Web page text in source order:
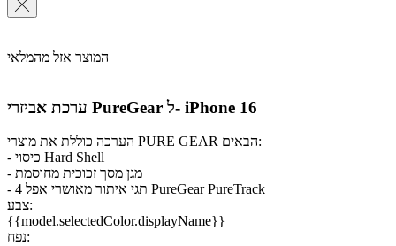
המוצר אזל מהמלאי
ערכת אביזרי PureGear ל- iPhone 16
הערכה כוללת את מוצרי PURE GEAR הבאים:
- כיסוי Hard Shell
- מגן מסך זכוכית מחוסמת
- 4 תגי איתור מאושרי אפל PureGear PureTrack
צבע:
{{model.selectedColor.displayName}}
נפח: